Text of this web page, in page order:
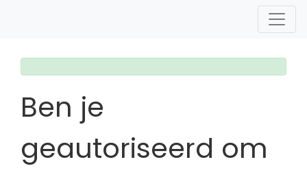
Ben je
geautoriseerd om